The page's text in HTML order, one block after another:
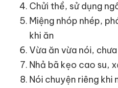
Chửi thề, sử dụng
Miệng nhóp nhép,
khi ăn
Vừa ăn vừa nói,
Nhả bã kẹo cao su,
Nói chuyện riêng khi